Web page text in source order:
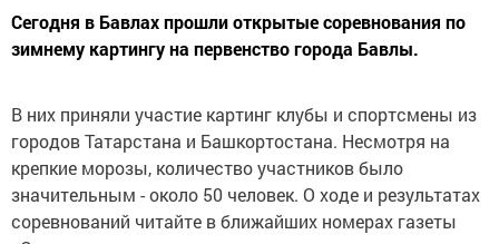
Сегодня в Бавлах прошли открытые соревнования по
зимнему картингу на первенство города Бавлы.
В них приняли участие картинг клубы и спортсмены из
городов Татарстана и Башкортостана. Несмотря на
крепкие морозы, количество участников было
значительным - около 50 человек. О ходе и результатах
соревнований читайте в ближайших номерах газеты